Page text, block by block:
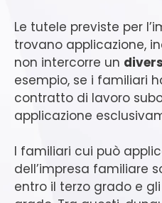
Le tutele previste per
trovano applicazione,
non intercorre un
esempio, se i familiari
contratto di lavoro
applicazione
I familiari cui può
dell’impresa familiare
entro il terzo grado e